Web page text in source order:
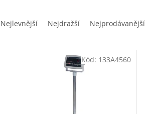
Nejlevnější Nejdražší Nejprodávanější
Kód: 133A4560